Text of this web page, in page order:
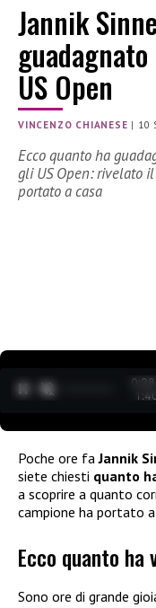
Jannik
US Open
VINCENZO CHIANESE | 10
Ecco quanto ha
gli US Open: rivelato
portato a casa
Poche ore faJannik
siete chiesti quanto
a scoprire a quanto
campione ha portato a
Ecco quanto ha
Sono ore di grande